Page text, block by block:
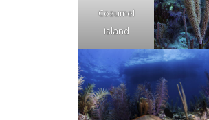
Cozumel
island